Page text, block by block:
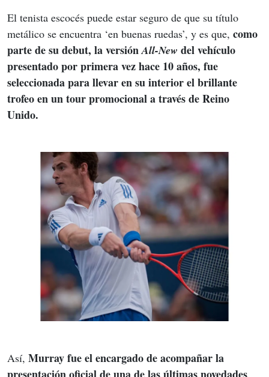
El tenista escocés puede estar seguro de que su título
metálico se encuentra ‘en buenas ruedas’, y es que, como
parte de su debut, la versión All-New del vehículo
presentado por primera vez hace 10 años, fue
seleccionada para llevar en su interior el brillante
trofeo en un tour promocional a través de Reino
Unido.
Así, Murray fue el encargado de acompañar la